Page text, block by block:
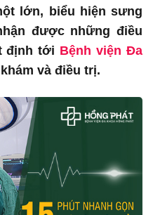
lớn, biểu hiện sưng
được những điều
định tới Bệnh viện Đa
và điều trị.